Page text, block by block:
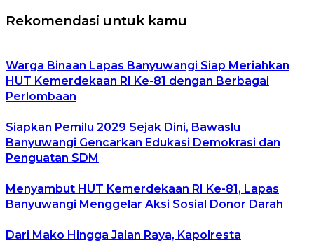
Rekomendasi untuk kamu
Warga Binaan Lapas Banyuwangi Siap Meriahkan
HUT Kemerdekaan RI Ke-81 dengan Berbagai
Perlombaan
Siapkan Pemilu 2029 Sejak Dini, Bawaslu
Banyuwangi Gencarkan Edukasi Demokrasi dan
Penguatan SDM
Menyambut HUT Kemerdekaan RI Ke-81, Lapas
Banyuwangi Menggelar Aksi Sosial Donor Darah
Dari Mako Hingga Jalan Raya, Kapolresta